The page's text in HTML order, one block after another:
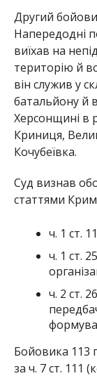
Другий
Напередодні
виїхав на
територію й
він служив у
батальйону й
Херсонщині в
Криниця,
Кочубеївка.
Суд визнав
статтями
ч. 1 ст.
ч. 1 ст.
ч. 2 ст.
Бойовика 113
за ч. 7 ст. 111